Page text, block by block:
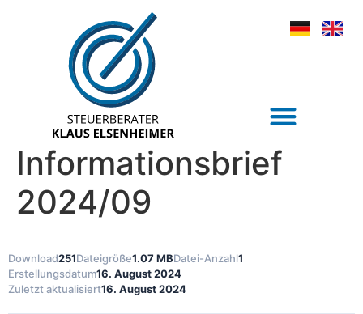
Informationsbrief
2024/09
Download251Dateigröße1.07 MBDatei-Anzahl1
Erstellungsdatum16. August 2024
Zuletzt aktualisiert16. August 2024